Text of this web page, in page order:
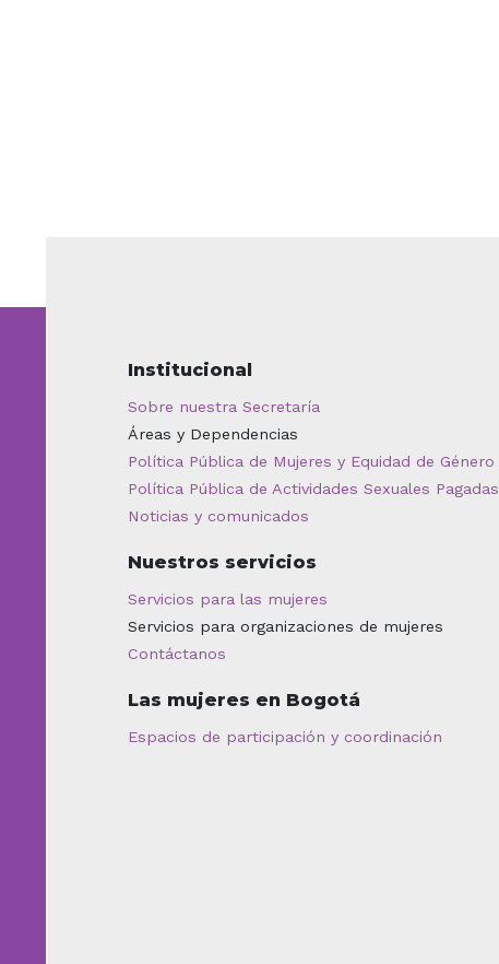
Institucional
Sobre nuestra Secretaría
Áreas y Dependencias
Política Pública de Mujeres y Equidad de Género
Política Pública de Actividades Sexuales Pagadas
Noticias y comunicados
Nuestros servicios
Servicios para las mujeres
Servicios para organizaciones de mujeres
Contáctanos
Las mujeres en Bogotá
Espacios de participación y coordinación